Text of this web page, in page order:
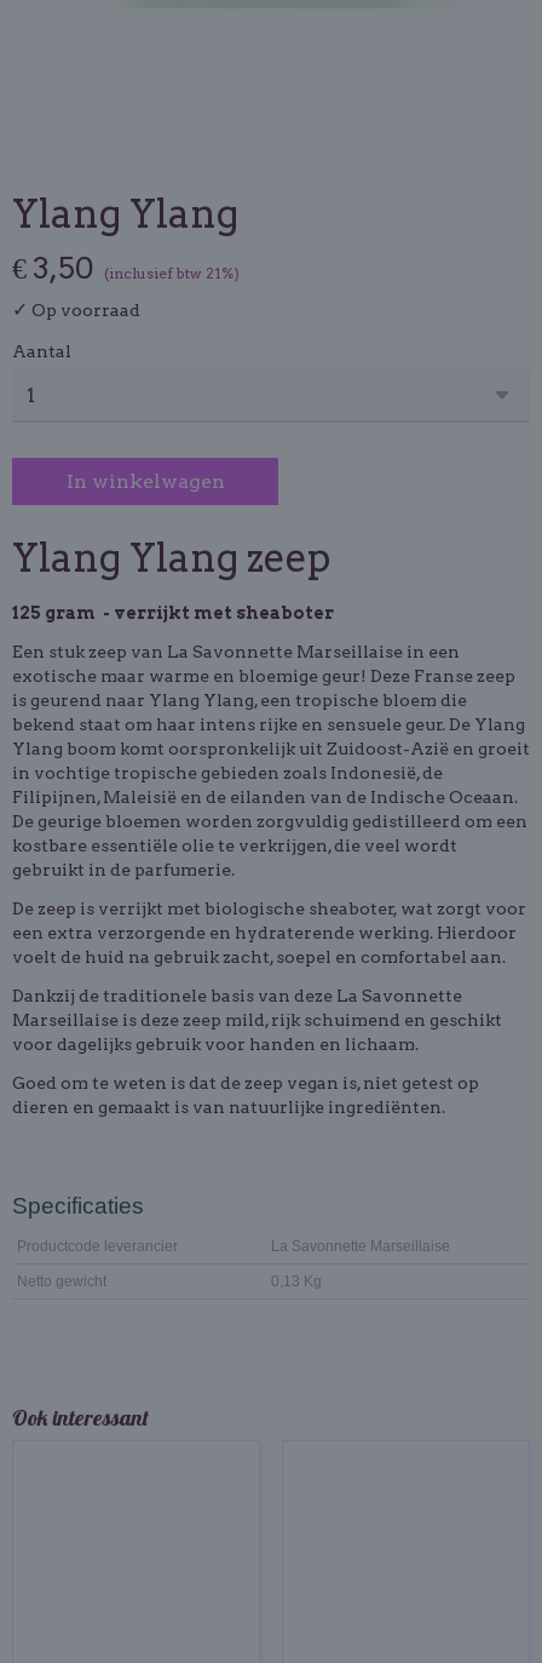
Ylang Ylang
€ 3,50 (inclusief btw 21%)
✓ Op voorraad
Aantal
In winkelwagen
Ylang Ylang zeep
125 gram - verrijkt met sheaboter
Een stuk zeep van La Savonnette Marseillaise in een
exotische maar warme en bloemige geur! Deze Franse zeep
is geurend naar Ylang Ylang, een tropische bloem die
bekend staat om haar intens rijke en sensuele geur. De Ylang
Ylang boom komt oorspronkelijk uit Zuidoost-Azië en groeit
in vochtige tropische gebieden zoals Indonesië, de
Filipijnen, Maleisië en de eilanden van de Indische Oceaan.
De geurige bloemen worden zorgvuldig gedistilleerd om een
kostbare essentiële olie te verkrijgen, die veel wordt
gebruikt in de parfumerie.
De zeep is verrijkt met biologische sheaboter, wat zorgt voor
een extra verzorgende en hydraterende werking. Hierdoor
voelt de huid na gebruik zacht, soepel en comfortabel aan.
Dankzij de traditionele basis van deze La Savonnette
Marseillaise is deze zeep mild, rijk schuimend en geschikt
voor dagelijks gebruik voor handen en lichaam.
Goed om te weten is dat de zeep vegan is, niet getest op
dieren en gemaakt is van natuurlijke ingrediënten.
Specificaties
Productcode leverancier La Savonnette Marseillaise
Netto gewicht 0,13 Kg
Ook interessant